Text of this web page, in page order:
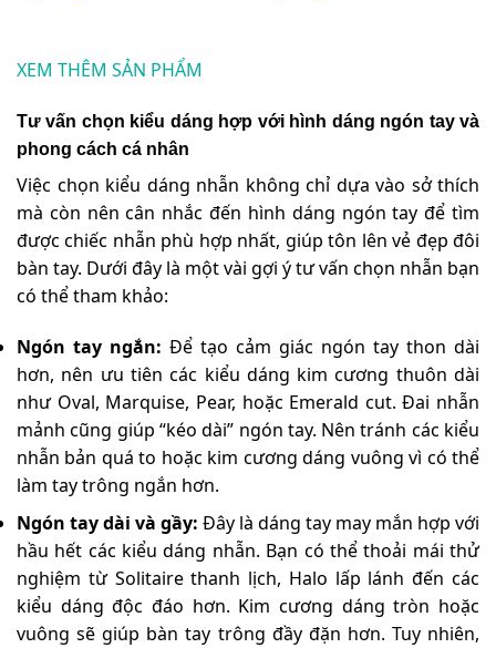
XEM THÊM SẢN PHẨM
Tư vấn chọn kiểu dáng hợp với hình dáng ngón tay và
phong cách cá nhân
Việc chọn kiểu dáng nhẫn không chỉ dựa vào sở thích
mà còn nên cân nhắc đến hình dáng ngón tay để tìm
được chiếc nhẫn phù hợp nhất, giúp tôn lên vẻ đẹp đôi
bàn tay. Dưới đây là một vài gợi ý tư vấn chọn nhẫn bạn
có thể tham khảo:
Ngón tay ngắn: Để tạo cảm giác ngón tay thon dài
hơn, nên ưu tiên các kiểu dáng kim cương thuôn dài
như Oval, Marquise, Pear, hoặc Emerald cut. Đai nhẫn
mảnh cũng giúp “kéo dài” ngón tay. Nên tránh các kiểu
nhẫn bản quá to hoặc kim cương dáng vuông vì có thể
làm tay trông ngắn hơn.
Ngón tay dài và gầy: Đây là dáng tay may mắn hợp với
hầu hết các kiểu dáng nhẫn. Bạn có thể thoải mái thử
nghiệm từ Solitaire thanh lịch, Halo lấp lánh đến các
kiểu dáng độc đáo hơn. Kim cương dáng tròn hoặc
vuông sẽ giúp bàn tay trông đầy đặn hơn. Tuy nhiên,